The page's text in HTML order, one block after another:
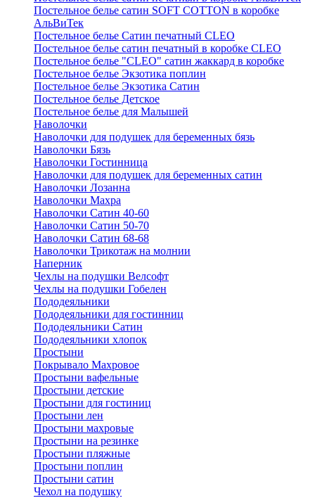
Постельное белье сатин SOFT COTTON в коробке
АльВиТек
Постельное белье Сатин печатный CLEO
Постельное белье сатин печатный в коробке CLEO
Постельное белье "CLEO" сатин жаккард в коробке
Постельное белье Экзотика поплин
Постельное белье Экзотика Сатин
Постельное белье Детское
Постельное белье для Малышей
Наволочки
Наволочки для подушек для беременных бязь
Наволочки Бязь
Наволочки Гостинница
Наволочки для подушек для беременных сатин
Наволочки Лозанна
Наволочки Махра
Наволочки Сатин 40-60
Наволочки Сатин 50-70
Наволочки Сатин 68-68
Наволочки Трикотаж на молнии
Наперник
Чехлы на подушки Велсофт
Чехлы на подушки Гобелен
Пододеяльники
Пододеяльники для гостинниц
Пододеяльники Сатин
Пододеяльники хлопок
Простыни
Покрывало Махровое
Простыни вафельные
Простыни детские
Простыни для гостиниц
Простыни лен
Простыни махровые
Простыни на резинке
Простыни пляжные
Простыни поплин
Простыни сатин
Чехол на подушку